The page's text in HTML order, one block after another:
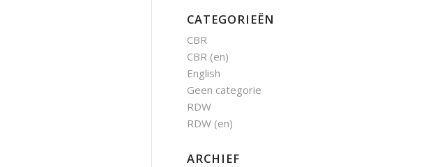
CATEGORIEËN
CBR
CBR (en)
English
Geen categorie
RDW
RDW (en)
ARCHIEF